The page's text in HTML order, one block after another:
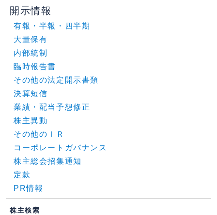
開示情報
有報・半報・四半期
大量保有
内部統制
臨時報告書
その他の法定開示書類
決算短信
業績・配当予想修正
株主異動
その他のＩＲ
コーポレートガバナンス
株主総会招集通知
定款
PR情報
株主検索